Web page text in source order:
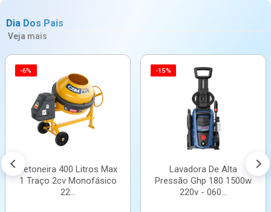
Dia Dos Pais
Veja mais
-6%
Betoneira 400 Litros Max
1 Traço 2cv Monofásico
22...
-15%
Lavadora De Alta
Pressão Ghp 180 1500w
220v - 060...